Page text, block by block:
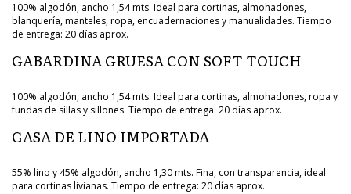
100% algodón, ancho 1,54 mts. Ideal para cortinas, almohadones,
blanquería, manteles, ropa, encuadernaciones y manualidades. Tiempo
de entrega: 20 días aprox.
GABARDINA GRUESA CON SOFT TOUCH
100% algodón, ancho 1,54 mts. Ideal para cortinas, almohadones, ropa y
fundas de sillas y sillones. Tiempo de entrega: 20 días aprox.
GASA DE LINO IMPORTADA
55% lino y 45% algodón, ancho 1,30 mts. Fina, con transparencia, ideal
para cortinas livianas. Tiempo de entrega: 20 días aprox.